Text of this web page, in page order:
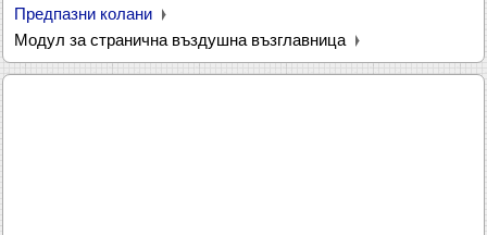
Предпазни колани
Модул за странична въздушна възглавница